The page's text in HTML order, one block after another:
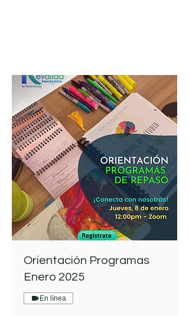
Orientación Programas
Enero 2025
En línea